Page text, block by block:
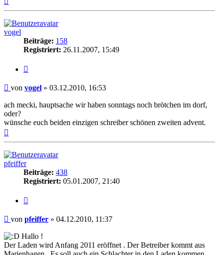
oben
vogel
Beiträge: 158
Registriert: 26.11.2007, 15:49
Beitrag
von vogel » 03.12.2010, 16:53
ach mecki, hauptsache wir haben sonntags noch brötchen im dorf,
oder?
wünsche euch beiden einzigen schreiber schönen zweiten advent.
pfeiffer
Beiträge: 438
Registriert: 05.01.2007, 21:40
Beitrag
von pfeiffer » 04.12.2010, 11:37
Hallo !
Der Laden wird Anfang 2011 eröffnet . Der Betreiber kommt aus